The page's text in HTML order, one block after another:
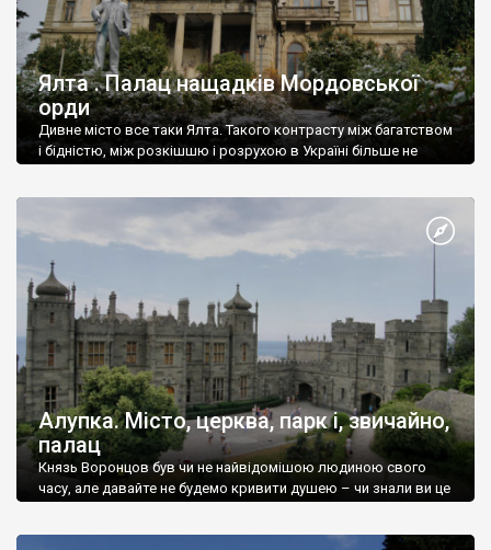
Ялта . Палац нащадків Мордовської
орди
Дивне місто все таки Ялта. Такого контрасту між багатством
і бідністю, між розкішшю і розрухою в Україні більше не
Алупка. Місто, церква, парк і, звичайно,
палац
Князь Воронцов був чи не найвідомішою людиною свого
часу, але давайте не будемо кривити душею – чи знали ви це